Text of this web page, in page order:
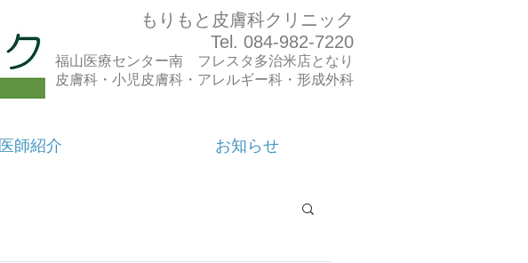
もりもと皮膚科クリニック
Tel. 084-982-7220
福山医療センター南 フレスタ多治米店となり
​皮膚科・小児皮膚科・アレルギー科・形成外科
医師紹介 お知らせ